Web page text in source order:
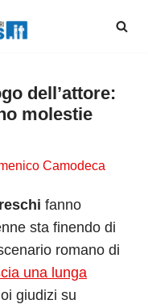
dell’attore:
molestie
Camodeca
fanno
sta finendo di
romano di
una lunga
giudizi su